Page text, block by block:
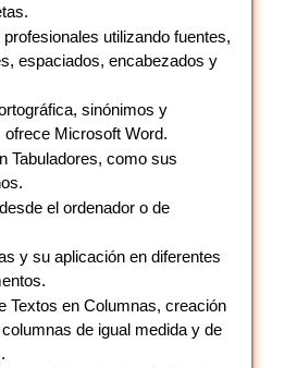
utilizando fuentes,
espaciados, encabezados y
sinónimos y
Microsoft Word.
Tabuladores, como sus
el ordenador o de
y su aplicación en diferentes
Textos en Columnas, creación
de igual medida y de